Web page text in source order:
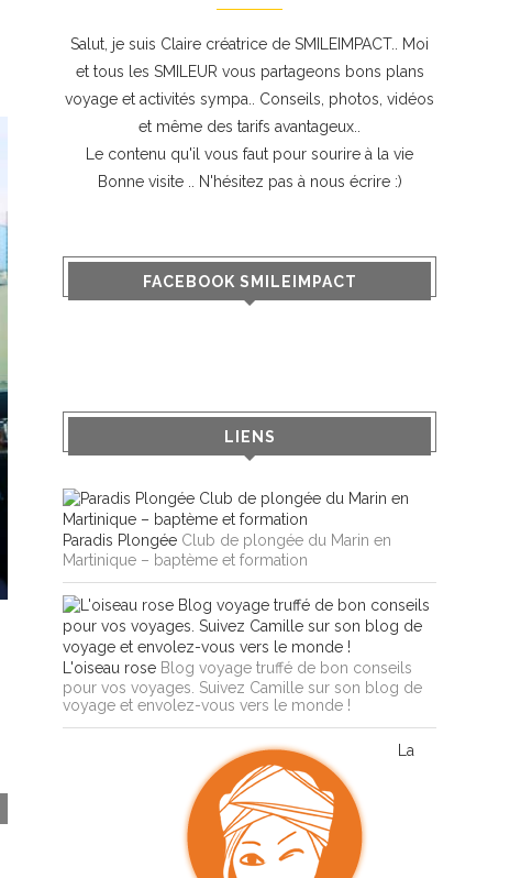
Salut, je suis Claire créatrice de SMILEIMPACT.. Moi
et tous les SMILEUR vous partageons bons plans
voyage et activités sympa.. Conseils, photos, vidéos
et même des tarifs avantageux..
Le contenu qu'il vous faut pour sourire à la vie
Bonne visite .. N'hésitez pas à nous écrire :)
FACEBOOK SMILEIMPACT
LIENS
Paradis Plongée Club de plongée du Marin en
Martinique – baptème et formation
L'oiseau rose Blog voyage truffé de bon conseils
pour vos voyages. Suivez Camille sur son blog de
voyage et envolez-vous vers le monde !
La